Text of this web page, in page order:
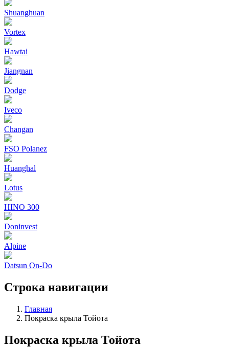
Shuanghuan
Vortex
Hawtai
Jiangnan
Dodge
Iveco
Changan
FSO Polanez
Huanghal
Lotus
HINO 300
Doninvest
Alpine
Datsun On-Do
Строка навигации
Главная
Покраска крыла Тойота
Покраска крыла Тойота